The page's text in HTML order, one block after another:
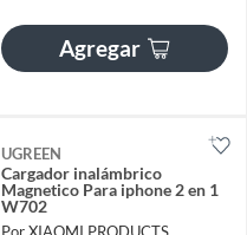
Agregar
UGREEN
Cargador inalámbrico
Magnetico Para iphone 2 en 1
W702